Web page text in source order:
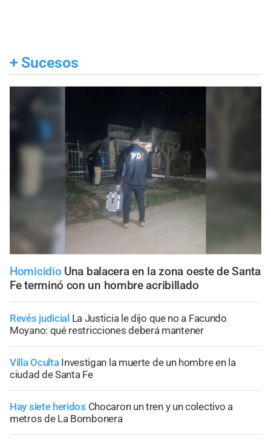
+ Sucesos
Homicidio Una balacera en la zona oeste de Santa
Fe terminó con un hombre acribillado
Revés judicial La Justicia le dijo que no a Facundo
Moyano: qué restricciones deberá mantener
Villa Oculta Investigan la muerte de un hombre en la
ciudad de Santa Fe
Hay siete heridos Chocaron un tren y un colectivo a
metros de La Bombonera